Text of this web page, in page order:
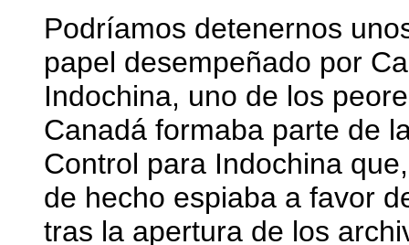
Podríamos detenernos
papel desempeñado por
Indochina, uno de los
Canadá formaba parte de
Control para Indochina
de hecho espiaba a favor
tras la apertura de los